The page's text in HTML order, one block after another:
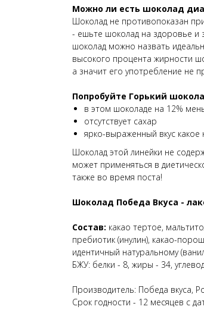
Можно ли есть шоколад
Шоколад не противопоказан
- ешьте шоколад на здоровье и
шоколад можно назвать
высокого процента жирности
а значит его употребление не
Попробуйте Горький
в этом шоколаде на 12%
отсутствует сахар
ярко-выраженный вкус
Шоколад этой линейки не
может применяться в
также во время поста!
Шоколад Победа Вкуса -
Состав: какао тертое,
пребиотик (инулин), какао-
идентичный натуральному
БЖУ: белки - 8, жиры - 34,
Производитель: Победа вкуса,
Срок годности - 12 месяцев с